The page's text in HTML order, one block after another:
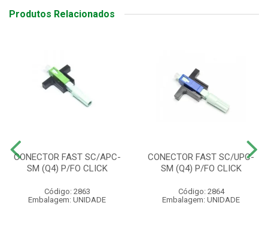
Produtos Relacionados
CONECTOR FAST SC/APC-
SM (Q4) P/FO CLICK
Código: 2863
Embalagem: UNIDADE
CONECTOR FAST SC/UPC-
SM (Q4) P/FO CLICK
Código: 2864
Embalagem: UNIDADE